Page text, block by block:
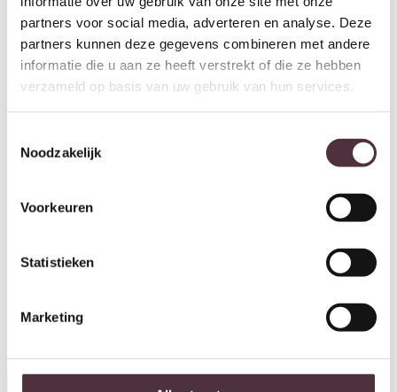
partners voor social media, adverteren en analyse. Deze
partners kunnen deze gegevens combineren met andere
informatie die u aan ze heeft verstrekt of die ze hebben
verzameld op basis van uw gebruik van hun services.
Noodzakelijk
Voorkeuren
Statistieken
Marketing
40x40x55 cm vierkant
Tower Living bijzettafel Asti
40x40x55 cm vierkant